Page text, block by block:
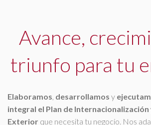
Avance,
triunfo para tu
Elaboramos desarrollamos y
integral el Plan de
Exterior que necesita tu negocio. Nos